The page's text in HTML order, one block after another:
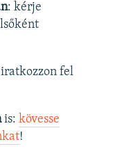
: kérje
fel
is: kövesse
! ​